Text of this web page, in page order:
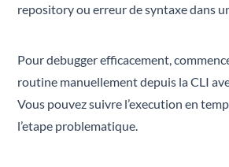
repository ou erreur de syntaxe dans
Pour debugger efficacement,
routine manuellement depuis la CLI
Vous pouvez suivre l’execution en
l’etape problematique.